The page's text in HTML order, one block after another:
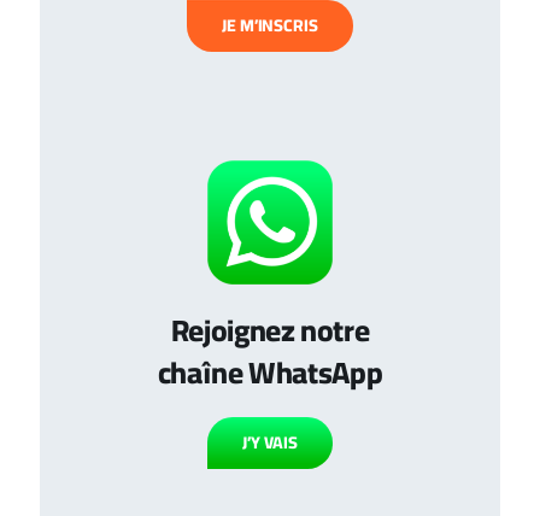
JE M’INSCRIS
Rejoignez notre
chaîne WhatsApp
J’Y VAIS